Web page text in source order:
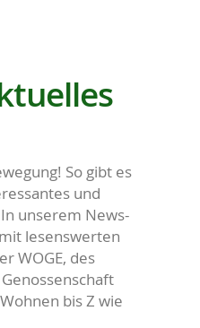
So gibt es
und
unserem News-
lesenswerten
WOGE, des
bis Z wie